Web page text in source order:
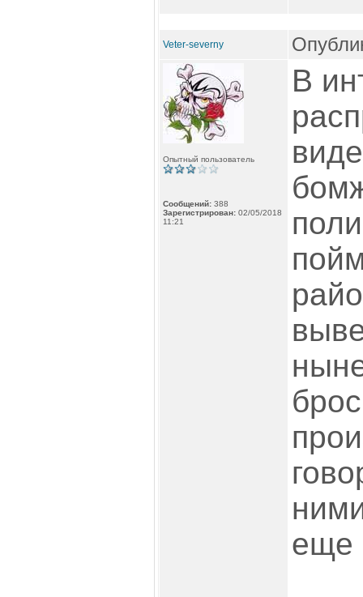
Veter-severny
Опытный пользователь
Сообщений: 388
Зарегистрирован: 02/05/2018
11:21
В
еще